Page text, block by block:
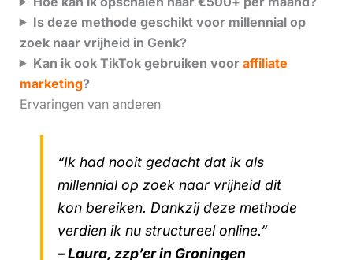
Is deze methode geschikt voor millennial op
zoek naar vrijheid in Genk?
Kan ik ook TikTok gebruiken voor affiliate
marketing?
Ervaringen van anderen
“Ik had nooit gedacht dat ik als
millennial op zoek naar vrijheid dit
kon bereiken. Dankzij deze methode
verdien ik nu structureel online.”
– Laura, zzp’er in Groningen